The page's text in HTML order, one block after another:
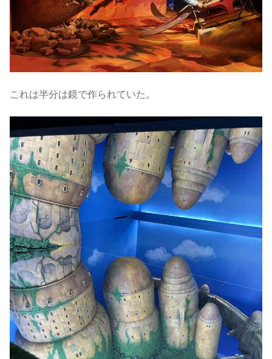
これは半分は鏡で作られていた。